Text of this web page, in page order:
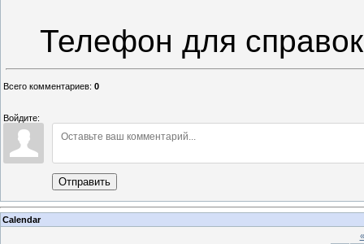
Телефон для
Всего комментариев: 0
Войдите:
Отправить
Calendar
«